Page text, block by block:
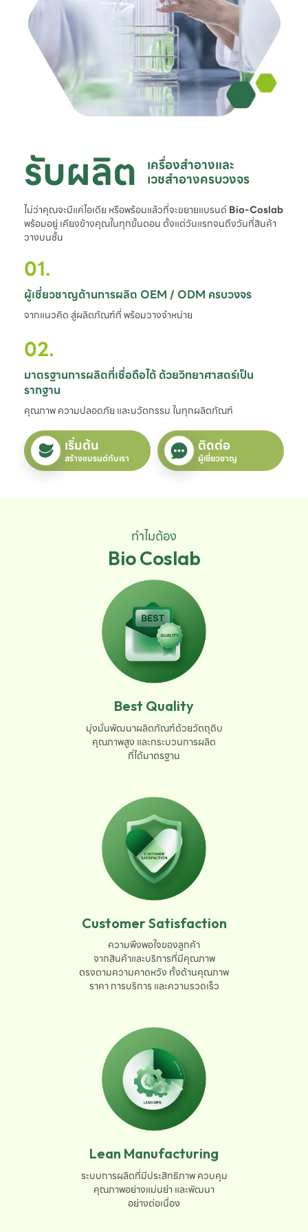
รับผลิต เครื่องสำอางและ
เวชสำอางครบวงจร
ไม่ว่าคุณจะมีแค่ไอเดีย หรือพร้อมแล้วที่จะขยายแบรนด์Bio-Coslab
พร้อมอยู่ เคียงข้างคุณในทุกขั้นตอน ตั้งแต่วันแรกจนถึงวันที่สินค้า
วางบนชั้น
01.
ผู้เชี่ยวชาญด้านการผลิต OEM / ODM ครบวงจร
จากแนวคิด สู่ผลิตภัณฑ์ที่ พร้อมวางจำหน่าย
02.
มาตรฐานการผลิตที่เชื่อถือได้ ด้วยวิทยาศาสตร์เป็น
รากฐาน
คุณภาพ ความปลอดภัย และนวัตกรรม ในทุกผลิตภัณฑ์
เริ่มต้น
สร้างแบรนด์กับเรา
ติดต่อ
ผู้เชี่ยวชาญ
ทำไมต้อง
Bio Coslab
Best Quality
มุ่งมั่นพัฒนาผลิตภัณฑ์ด้วยวัตถุดิบ
คุณภาพสูง และกระบวนการผลิต
ที่ได้มาตรฐาน
Customer Satisfaction
ความพึงพอใจของลูกค้า
จากสินค้าและบริการที่มีคุณภาพ
ตรงตามความคาดหวัง ทั้งด้านคุณภาพ
ราคา การบริการ และความรวดเร็ว
Lean Manufacturing
ระบบการผลิตที่มีประสิทธิภาพ ควบคุม
คุณภาพอย่างแม่นยำ และพัฒนา
อย่างต่อเนื่อง